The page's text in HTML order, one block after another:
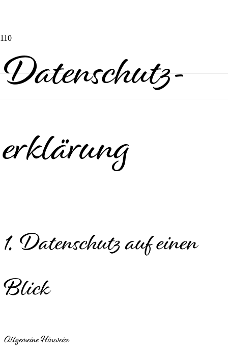
Datenschutz­
erklärung
1. Datenschutz auf einen
Blick
Allgemeine Hinweise